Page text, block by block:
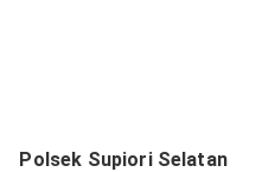
Polsek Supiori Selatan